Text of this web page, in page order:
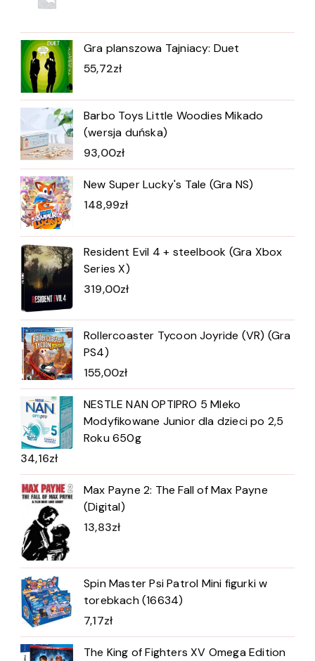
Gra planszowa Tajniacy: Duet
55,72zł
Barbo Toys Little Woodies Mikado
(wersja duńska)
93,00zł
New Super Lucky's Tale (Gra NS)
148,99zł
Resident Evil 4 + steelbook (Gra Xbox
Series X)
319,00zł
Rollercoaster Tycoon Joyride (VR) (Gra
PS4)
155,00zł
NESTLE NAN OPTIPRO 5 Mleko
Modyfikowane Junior dla dzieci po 2,5
Roku 650g
34,16zł
Max Payne 2: The Fall of Max Payne
(Digital)
13,83zł
Spin Master Psi Patrol Mini figurki w
torebkach (16634)
7,17zł
The King of Fighters XV Omega Edition